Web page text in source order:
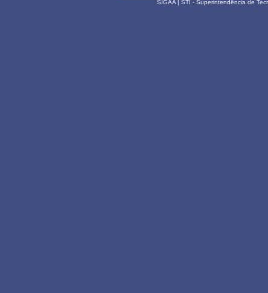
SIGAA | STI - Superintendência de